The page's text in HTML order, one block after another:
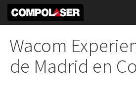
Wacom
de Madrid en